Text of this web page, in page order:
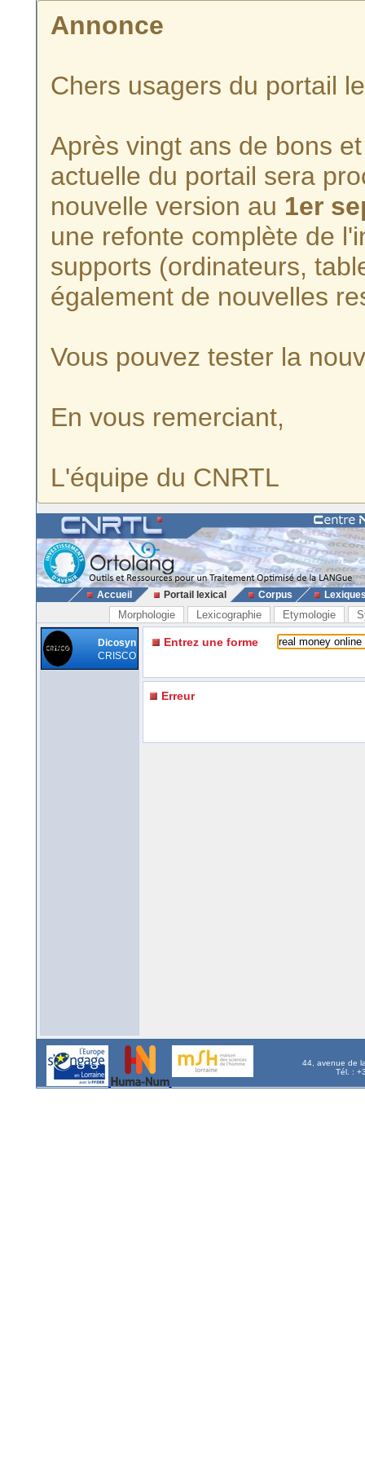
Annonce
Chers usagers du portail
Après vingt ans de bons
actuelle du portail sera
nouvelle version au 1er
une refonte complète de
supports (ordinateurs,
également de nouvelles
Vous pouvez tester la
En vous remerciant,
L'équipe du CNRTL
Accueil Portail lexical Corpus
Morphologie Lexicographie Etymologie
Dicosyn
CRISCO
Entrez une forme
Erreur
44, avenue de
Tél. :